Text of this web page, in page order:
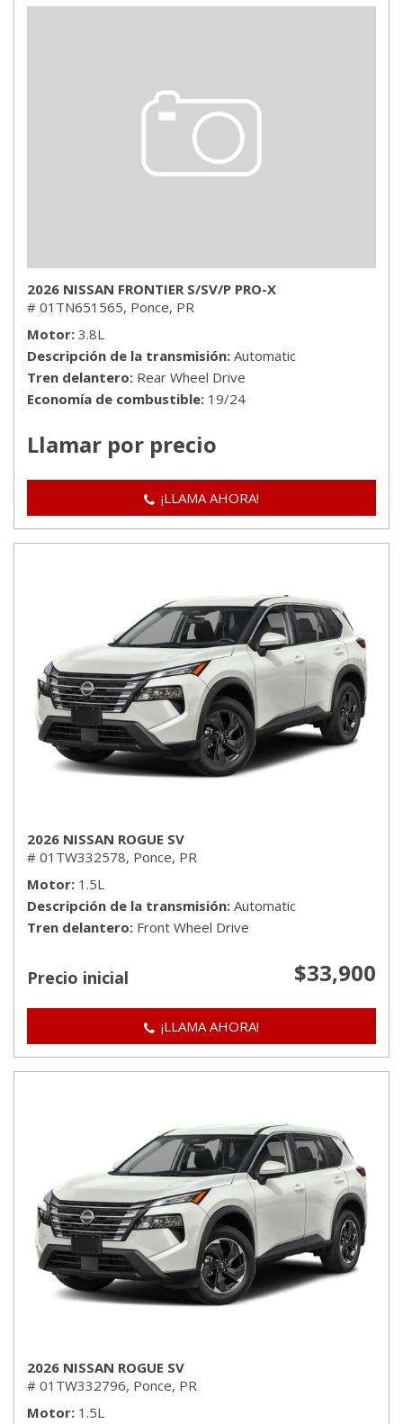
2026 NISSAN FRONTIER S/SV/P PRO-X
# 01TN651565, Ponce, PR
Motor 3.8L
Descripción de la transmisión Automatic
Tren delantero Rear Wheel Drive
Economía de combustible 19/24
Llamar por precio
¡LLAMA AHORA!
2026 NISSAN ROGUE SV
# 01TW332578, Ponce, PR
Motor 1.5L
Descripción de la transmisión Automatic
Tren delantero Front Wheel Drive
Precio inicial $33,900
¡LLAMA AHORA!
2026 NISSAN ROGUE SV
# 01TW332796, Ponce, PR
Motor 1.5L